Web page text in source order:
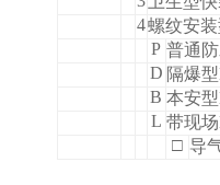
4螺纹安
P 普通
D 隔爆
B 本安
L 带现
□ 导